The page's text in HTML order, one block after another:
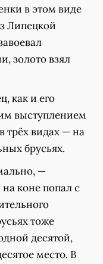
в этом виде
Липецкой
золото взял
как и его
выступлением
трёх видах — на
брусьях.
—
коне попал с
тоже
десятой,
место. В